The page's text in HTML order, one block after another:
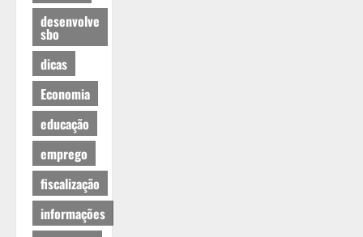
desenvolve
sbo
dicas
Economia
educação
emprego
fiscalização
informações